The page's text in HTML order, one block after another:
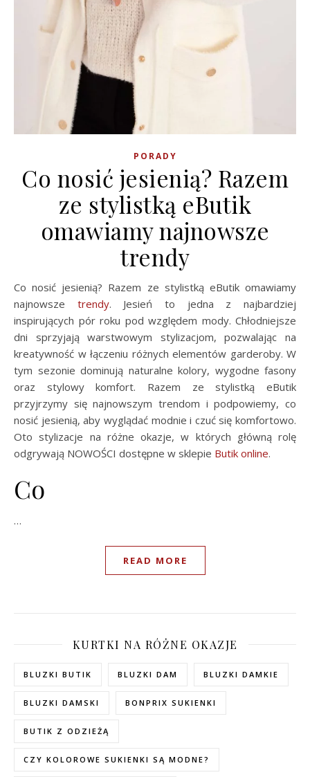
PORADY
Co nosić jesienią? Razem
ze stylistką eButik
omawiamy najnowsze
trendy
Co nosić jesienią? Razem ze stylistką eButik omawiamy
najnowsze trendy. Jesień to jedna z najbardziej
inspirujących pór roku pod względem mody. Chłodniejsze
dni sprzyjają warstwowym stylizacjom, pozwalając na
kreatywność w łączeniu różnych elementów garderoby. W
tym sezonie dominują naturalne kolory, wygodne fasony
oraz stylowy komfort. Razem ze stylistką eButik
przyjrzymy się najnowszym trendom i podpowiemy, co
nosić jesienią, aby wyglądać modnie i czuć się komfortowo.
Oto stylizacje na różne okazje, w których główną rolę
odgrywają NOWOŚCI dostępne w sklepie Butik online.
Co
…
READ MORE
KURTKI NA RÓŻNE OKAZJE
BLUZKI BUTIK BLUZKI DAM BLUZKI DAMKIE
BLUZKI DAMSKI BONPRIX SUKIENKI
BUTIK Z ODZIEŻĄ
CZY KOLOROWE SUKIENKI SĄ MODNE?